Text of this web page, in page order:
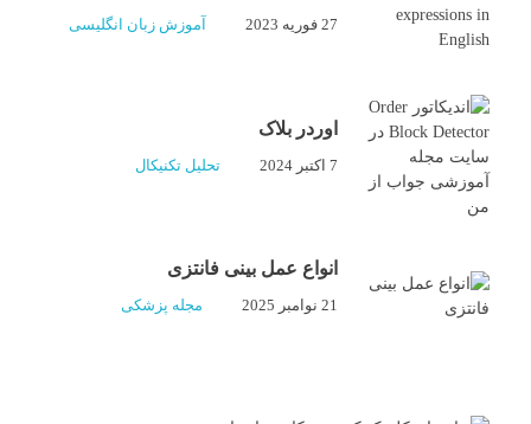
27 فوریه 2023 آموزش زبان انگلیسی
اوردر بلاک
7 اکتبر 2024 تحلیل تکنیکال
انواع عمل بینی فانتزی
21 نوامبر 2025 مجله پزشکی